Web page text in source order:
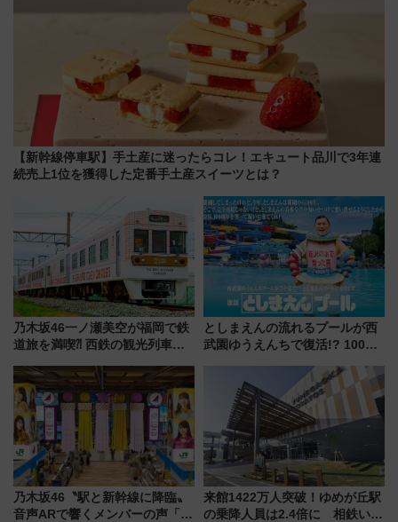
【新幹線停車駅】手土産に迷ったらコレ！エキュート品川で3年連
続売上1位を獲得した定番手土産スイーツとは？
乃木坂46一ノ瀬美空が福岡で鉄
道旅を満喫⁈ 西鉄の観光列車
CHIKUGO」で巡る福岡･太宰
府･柳川の旅！YouTubeが公開
に
としまえんの流れるプールが西
武園ゆうえんちで復活!? 100周
イダー」に注目 2026年夏は所
沢へ遊びに行こう
乃木坂46〝駅と新幹線に降臨〟
音声ARで響くメンバーの声「真
来館1422万人突破！ゆめが丘駅
の乗降人員は2.4倍に 相鉄いず